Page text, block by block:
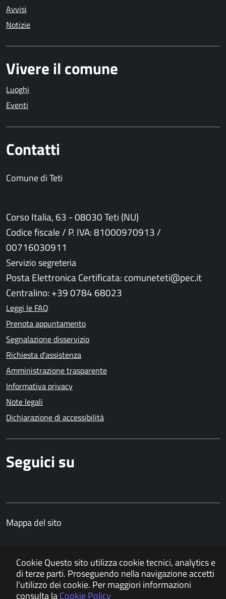
CookieQuesto sito utilizza cookie tecnici, analytics e
di terze parti. Proseguendo nella navigazione accetti
l'utilizzo dei cookie. Per maggiori informazioni
consulta laCookie Policy
Avvisi
Notizie
Vivere il comune
Luoghi
Eventi
Contatti
Comune di Teti
Corso Italia, 63 - 08030 Teti (NU)
Codice fiscale / P. IVA: 81000970913 /
00716030911
Servizio segreteria
Posta Elettronica Certificata: comuneteti@pec.it
Centralino: +39 0784 68023
Leggi le FAQ
Prenota appuntamento
Segnalazione disservizio
Richiesta d'assistenza
Amministrazione trasparente
Informativa privacy
Note legali
Dichiarazione di accessibilità
Seguici su
Mappa del sito